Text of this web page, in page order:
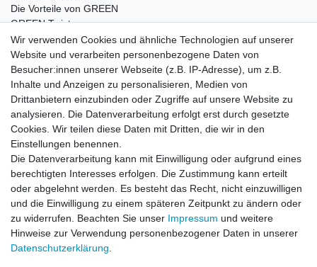
Die Vorteile von GREEN
GREEN Twister
Impressum Daten­schutz­erklärung AGB
Barrierefreiheitserklärung Widerrufs­recht
Vertrag widerrufen Kontakt
© Copyright 2026 | Alle Rechte vorbehalten.
Wir verwenden Cookies und ähnliche Technologien auf unserer
Website und verarbeiten personenbezogene Daten von
Besucher:innen unserer Webseite (z.B. IP-Adresse), um z.B.
Inhalte und Anzeigen zu personalisieren, Medien von
Drittanbietern einzubinden oder Zugriffe auf unsere Website zu
analysieren. Die Datenverarbeitung erfolgt erst durch gesetzte
Cookies. Wir teilen diese Daten mit Dritten, die wir in den
Einstellungen benennen.
Die Datenverarbeitung kann mit Einwilligung oder aufgrund eines
berechtigten Interesses erfolgen. Die Zustimmung kann erteilt
oder abgelehnt werden. Es besteht das Recht, nicht einzuwilligen
und die Einwilligung zu einem späteren Zeitpunkt zu ändern oder
zu widerrufen. Beachten Sie unser Impressum und weitere
Hinweise zur Verwendung personenbezogener Daten in unserer
Daten­schutz­erklärung